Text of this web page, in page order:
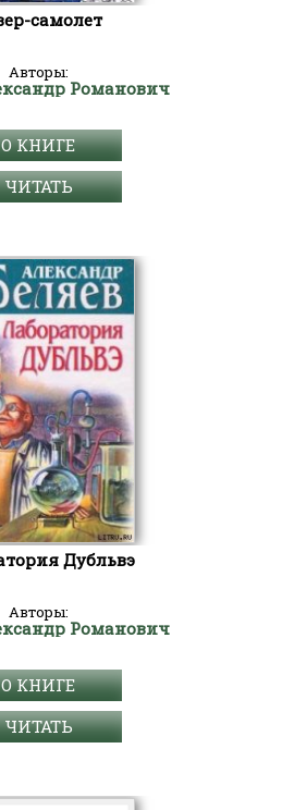
самолет
Авторы:
Романович
О КНИГЕ
ЧИТАТЬ
Дубльвэ
Авторы:
Романович
О КНИГЕ
ЧИТАТЬ